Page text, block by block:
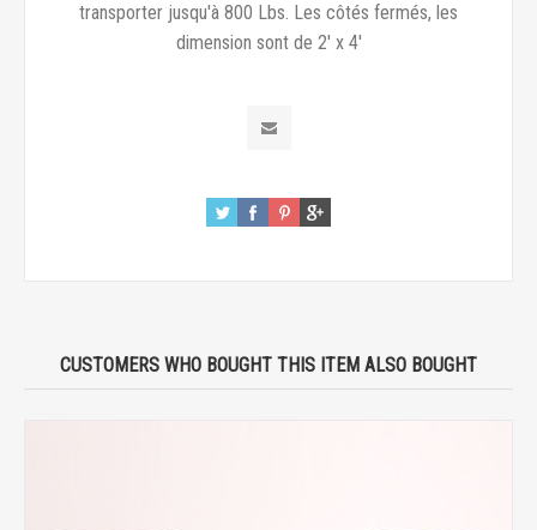
transporter jusqu'à 800 Lbs. Les côtés fermés, les
dimension sont de 2' x 4'
CUSTOMERS WHO BOUGHT THIS ITEM ALSO BOUGHT